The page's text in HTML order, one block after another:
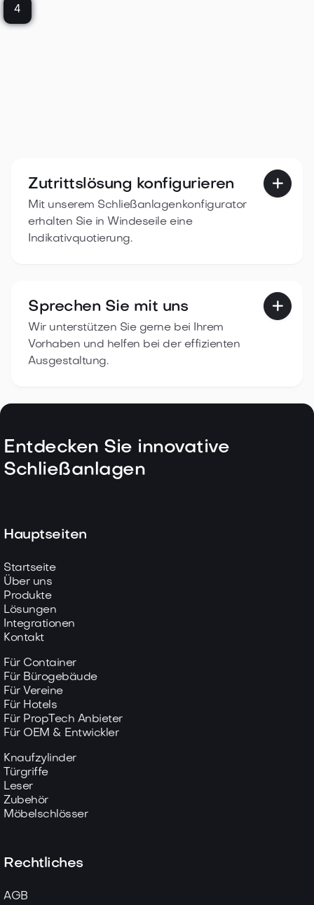
4
Zutrittslösung konfigurieren
Mit unserem Schließanlagenkonfigurator
erhalten Sie in Windeseile eine
Indikativquotierung.

Sprechen Sie mit uns
Wir unterstützen Sie gerne bei Ihrem
Vorhaben und helfen bei der effizienten
Ausgestaltung.

Entdecken Sie innovative
Schließanlagen
Hauptseiten
Startseite
Über uns
Produkte
Lösungen
Integrationen
Kontakt
Für Container
Für Bürogebäude
Für Vereine
Für Hotels
Für PropTech Anbieter
Für OEM & Entwickler
Knaufzylinder
Türgriffe
Leser
Zubehör
Möbelschlösser
Rechtliches
AGB